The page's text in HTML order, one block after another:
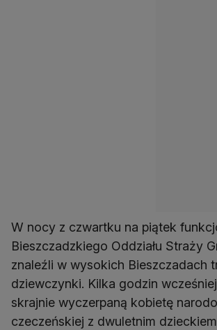
W nocy z czwartku na piątek
Bieszczadzkiego Oddziału Straży
znaleźli w wysokich Bieszczadach
dziewczynki. Kilka godzin
skrajnie wyczerpaną kobietę
czeczeńskiej z dwuletnim